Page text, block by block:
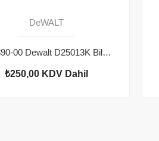
DeWALT
583890-00 Dewalt D25013K Bilye
₺250,00 KDV Dahil